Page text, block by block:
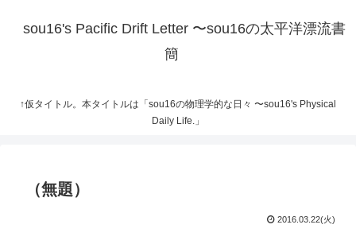
sou16's Pacific Drift Letter 〜sou16の太平洋漂流書
簡
↑仮タイトル。本タイトルは「sou16の物理学的な日々 〜sou16's Physical
Daily Life.」
（無題）
2016.03.22(火)